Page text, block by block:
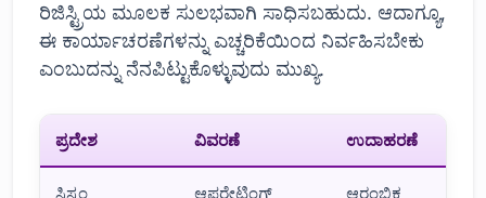
ರಿಜಿಸ್ಟ್ರಿಯ ಮೂಲಕ ಸುಲಭವಾಗಿ ಸಾಧಿಸಬಹುದು. ಆದಾಗ್ಯೂ,
ಈ ಕಾರ್ಯಾಚರಣೆಗಳನ್ನು ಎಚ್ಚರಿಕೆಯಿಂದ ನಿರ್ವಹಿಸಬೇಕು
ಎಂಬುದನ್ನು ನೆನಪಿಟ್ಟುಕೊಳ್ಳುವುದು ಮುಖ್ಯ.
ಪ್ರದೇಶ ವಿವರಣೆ ಉದಾಹರಣೆ
ಸಿಸ್ಟಂ
ಆಪರೇಟಿಂಗ್
ಆರಂಭಿಕ